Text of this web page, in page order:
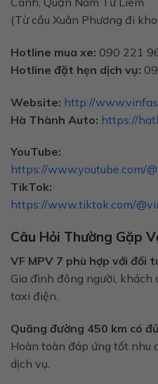
(Từ cầu Xuân Phương đi
Hotline mua xe: 090 221
Hotline đặt hẹn dịch vụ:
Website: http://
Hà Thành Auto: https://
YouTube:
https://www.youtube.com/
TikTok:
https://www.tiktok.com/
Câu Hỏi Thường Gặp
VF MPV 7 phù hợp với đối
Gia đình đông người, khách
taxi điện.
Quãng đường 450 km có
Hoàn toàn đáp ứng tốt nhu
dịch vụ.